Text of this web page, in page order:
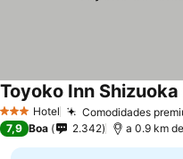
3 EstrelasHotel Comodidades
Toyoko Inn
7,9 Boa 2.342 a 0.9 km